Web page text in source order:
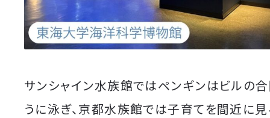
サンシャイン水族館ではペンギンはビルの
うに泳ぎ、京都水族館では子育てを間近に